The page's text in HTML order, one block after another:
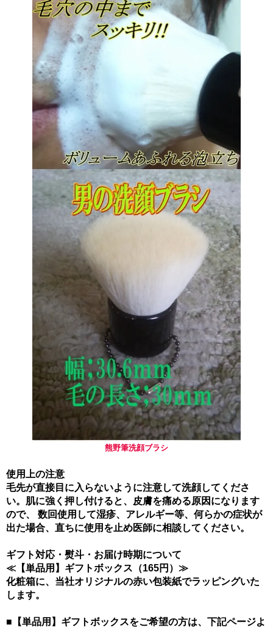
熊野筆洗顔ブラシ
使用上の注意
毛先が直接目に入らないように注意して洗顔してくださ
い。肌に強く押し付けると、皮膚を痛める原因になります
ので、 数回使用して湿疹、アレルギー等、何らかの症状が
出た場合、直ちに使用を止め医師に相談してください。
ギフト対応・熨斗・お届け時期について
≪【単品用】ギフトボックス（165円）≫
化粧箱に、当社オリジナルの赤い包装紙でラッピングいた
します。
■【単品用】ギフトボックスをご希望の方は、下記ページよ